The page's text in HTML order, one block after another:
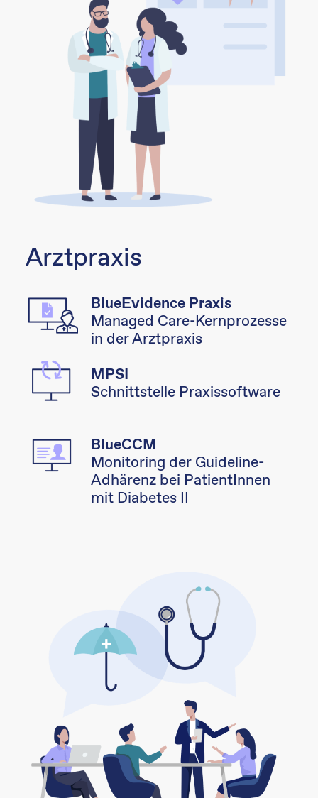
Arztpraxis
BlueEvidence Praxis
Managed Care-Kernprozesse
in der Arztpraxis
MPSI
Schnittstelle Praxissoftware
BlueCCM
Monitoring der Guideline-
Adhärenz bei PatientInnen
mit Diabetes II